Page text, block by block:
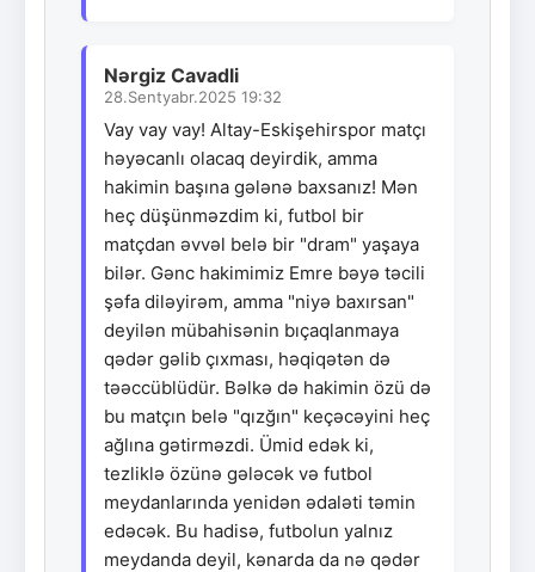
Nərgiz Cavadli
28.Sentyabr.2025 19:32
Vay vay vay! Altay-Eskişehirspor matçı
həyəcanlı olacaq deyirdik, amma
hakimin başına gələnə baxsanız! Mən
heç düşünməzdim ki, futbol bir
matçdan əvvəl belə bir "dram" yaşaya
bilər. Gənc hakimimiz Emre bəyə təcili
şəfa diləyirəm, amma "niyə baxırsan"
deyilən mübahisənin bıçaqlanmaya
qədər gəlib çıxması, həqiqətən də
təəccüblüdür. Bəlkə də hakimin özü də
bu matçın belə "qızğın" keçəcəyini heç
ağlına gətirməzdi. Ümid edək ki,
tezliklə özünə gələcək və futbol
meydanlarında yenidən ədaləti təmin
edəcək. Bu hadisə, futbolun yalnız
meydanda deyil, kənarda da nə qədər